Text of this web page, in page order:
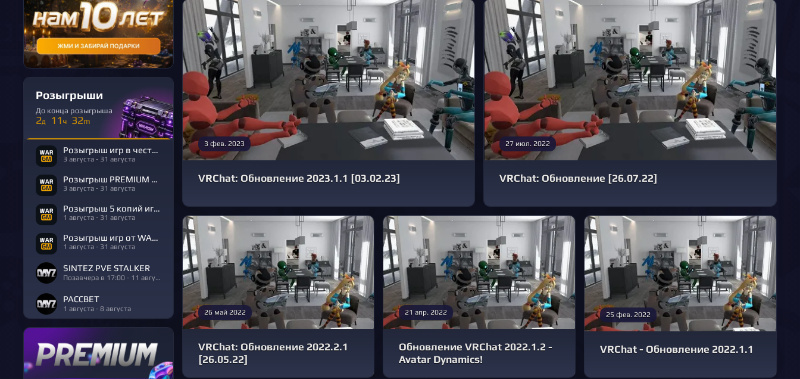
Розыгрыши
До конца розыгрыша
2д 11 ч 32m
Розыгрыш игр в честь Дня Рождения
3 августа - 31 августа
Розыгрыш PREMIUM в честь Дня Рождения
3 августа - 31 августа
Розыгрыш 5 копий игры R.E.P.O.
1 августа - 31 августа
Розыгрыш игр от WARGM
1 августа - 31 августа
SINTEZ PVE STALKER
Позавчера в 17:00 - 11 августа
РАССВЕТ
1 августа - 8 августа
3 фев. 2023
VRChat: Обновление 2023.1.1 [03.02.23]
27 июл. 2022
VRChat: Обновление [26.07.22]
26 май 2022
VRChat: Обновление 2022.2.1
[26.05.22]
21 апр. 2022
Обновление VRChat 2022.1.2 -
Avatar Dynamics!
25 фев. 2022
VRChat - Обновление 2022.1.1